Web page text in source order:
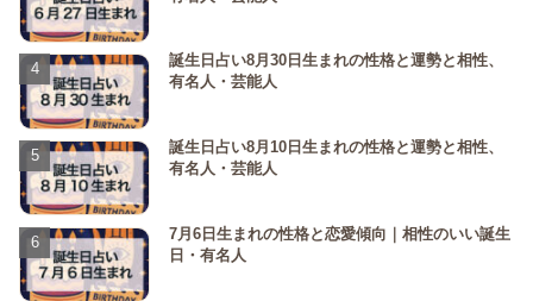
誕生日占い8月30日生まれの性格と運勢と相性、
有名人・芸能人
誕生日占い8月10日生まれの性格と運勢と相性、
有名人・芸能人
7月6日生まれの性格と恋愛傾向｜相性のいい誕生
日・有名人